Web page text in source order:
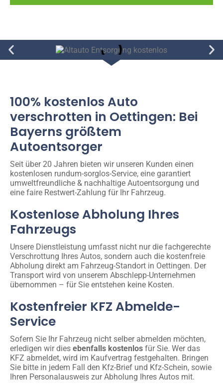
100% kostenlos Auto
verschrotten in Oettingen: Bei
Bayerns größtem
Autoentsorger
Seit über 20 Jahren bieten wir unseren Kunden einen
kostenlosen rundum-sorglos-Service, eine garantiert
umweltfreundliche & nachhaltige Autoentsorgung und
eine faire Restwert-Zahlung für Ihr Fahrzeug.
Kostenlose Abholung Ihres
Fahrzeugs
Unsere Dienstleistung umfasst nicht nur die fachgerechte
Verschrottung Ihres Autos, sondern auch die kostenfreie
Abholung direkt am Fahrzeug-Standort in Oettingen. Der
Transport wird von unserem Abschlepp-Unternehmen
übernommen – für Sie entstehen keine Kosten.
Kostenfreier KFZ Abmelde-
Service
Sofern Sie Ihr Fahrzeug nicht selber abmelden möchten,
erledigen wir dies ebenfalls kostenlos für Sie. Wer das
KFZ abmeldet, wird im Kaufvertrag festgehalten. Bringen
Sie bitte in jedem Fall den Kfz-Brief und Kfz-Schein, sowie
Ihren Personalausweis zur Abholung Ihres Autos mit.